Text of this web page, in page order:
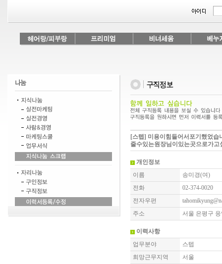
[스텝] 미용이힘들어서포기했었
줄수있는원장님이있는곳으로가고
개인정보
이름
송미경(여)
전화
02-374-0020
전자우편
주소
서울 은평구
이력사항
업무분야
스텝
희망근무지역
서울